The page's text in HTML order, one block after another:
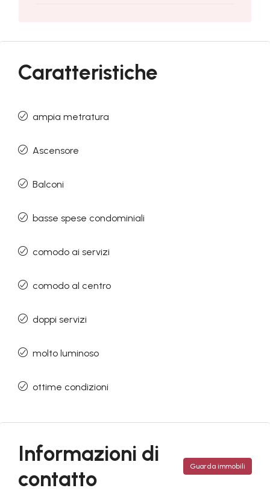
Caratteristiche
ampia metratura
Ascensore
Balconi
basse spese condominiali
comodo ai servizi
comodo al centro
doppi servizi
molto luminoso
ottime condizioni
Informazioni di
contatto
Guarda immobili